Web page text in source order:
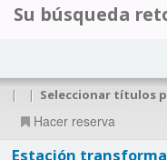
Su búsqueda
| | Seleccionar títulos
Hacer reserva
Estación